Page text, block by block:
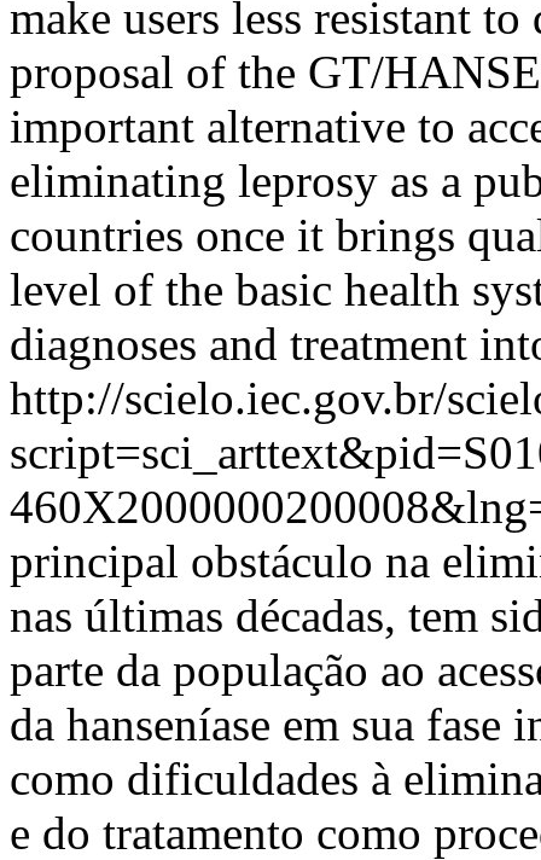
make users less resistant
proposal of the GT/
important alternative to
eliminating leprosy as a
countries once it brings
level of the basic health
diagnoses and treatment
http://scielo.iec.gov.br/
principal obstáculo na
nas últimas décadas, tem
parte da população ao
da hanseníase em sua
como dificuldades à
e do tratamento como